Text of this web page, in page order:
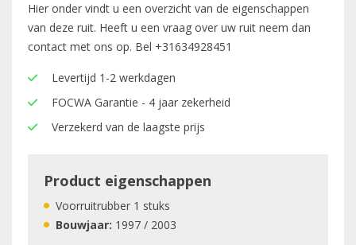
Hier onder vindt u een overzicht van de eigenschappen
van deze ruit. Heeft u een vraag over uw ruit neem dan
contact met ons op. Bel +31634928451
Levertijd 1-2 werkdagen
FOCWA Garantie - 4 jaar zekerheid
Verzekerd van de laagste prijs
Product eigenschappen
Voorruitrubber 1 stuks
Bouwjaar: 1997 / 2003